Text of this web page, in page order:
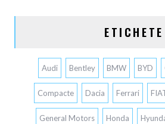
ETICHETE
Audi Bentley BMW BYD
Compacte Dacia Ferrari
General Motors Honda